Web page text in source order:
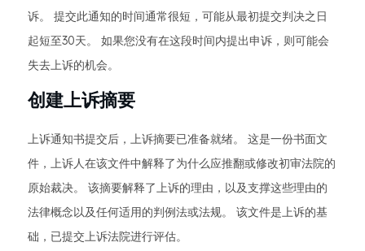
诉。 提交此通知的时间通常很短，可能从最初提交判决之日
起短至30天。 如果您没有在这段时间内提出申诉，则可能会
失去上诉的机会。
创建上诉摘要
上诉通知书提交后，上诉摘要已准备就绪。 这是一份书面文
件，上诉人在该文件中解释了为什么应推翻或修改初审法院的
原始裁决。 该摘要解释了上诉的理由，以及支撑这些理由的
法律概念以及任何适用的判例法或法规。 该文件是上诉的基
础，已提交上诉法院进行评估。